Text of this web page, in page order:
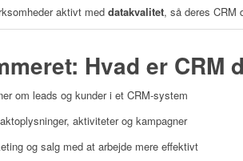
aktivt med datakvalitet, så deres CRM
Hvad er CRM
om leads og kunder i et CRM-system
aktiviteter og kampagner
og salg med at arbejde mere effektivt